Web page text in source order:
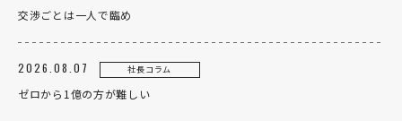
交渉ごとは一人で臨め
2026.08.07 社長コラム
ゼロから1億の方が難しい